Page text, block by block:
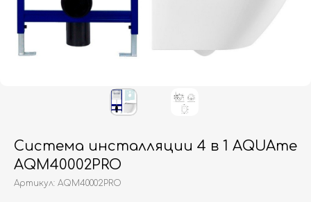
Система инсталляции 4 в 1 AQUAme
AQM40002PRO
Артикул: AQM40002PRO